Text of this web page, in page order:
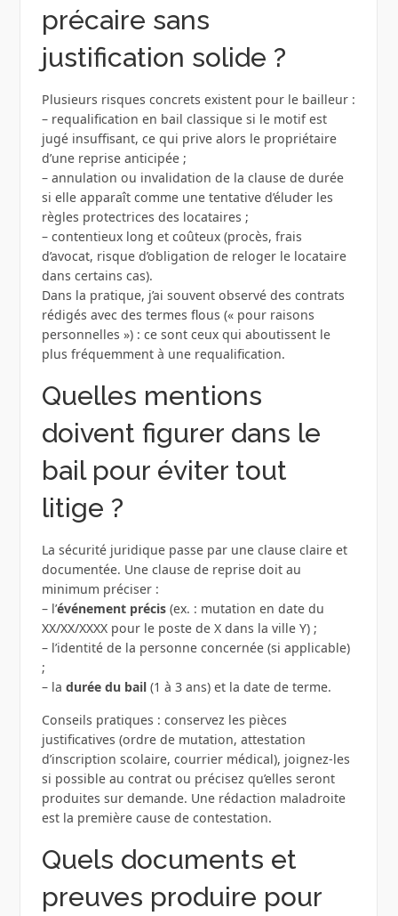
précaire sans
justification solide ?
Plusieurs risques concrets existent pour le bailleur :
– requalification en bail classique si le motif est
jugé insuffisant, ce qui prive alors le propriétaire
d’une reprise anticipée ;
– annulation ou invalidation de la clause de durée
si elle apparaît comme une tentative d’éluder les
règles protectrices des locataires ;
– contentieux long et coûteux (procès, frais
d’avocat, risque d’obligation de reloger le locataire
dans certains cas).
Dans la pratique, j’ai souvent observé des contrats
rédigés avec des termes flous (« pour raisons
personnelles ») : ce sont ceux qui aboutissent le
plus fréquemment à une requalification.
Quelles mentions
doivent figurer dans le
bail pour éviter tout
litige ?
La sécurité juridique passe par une clause claire et
documentée. Une clause de reprise doit au
minimum préciser :
– l’événement précis(ex. : mutation en date du
XX/XX/XXXX pour le poste de X dans la ville Y) ;
– l’identité de la personne concernée (si applicable)
;
– la durée du bail(1 à 3 ans) et la date de terme.
Conseils pratiques : conservez les pièces
justificatives (ordre de mutation, attestation
d’inscription scolaire, courrier médical), joignez-les
si possible au contrat ou précisez qu’elles seront
produites sur demande. Une rédaction maladroite
est la première cause de contestation.
Quels documents et
preuves produire pour